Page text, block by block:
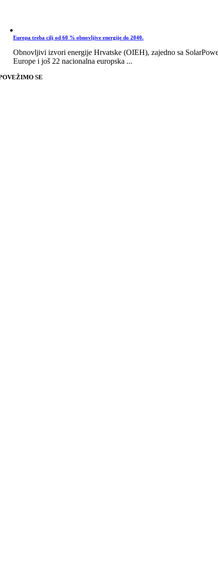
Europa treba cilj od 60 % obnovljive energije do 2040.
Obnovljivi izvori energije Hrvatske (OIEH), zajedno sa
Europe i još 22 nacionalna europska ...
SE